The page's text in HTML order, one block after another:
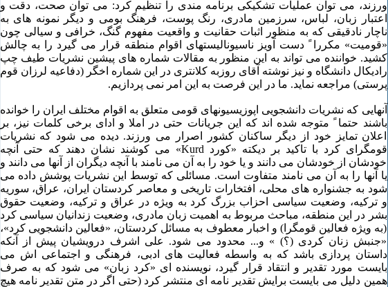
ورزند، می توان عملیات تشکیکی برنامه مندی را تنظیم کرد: می توان صحت، دقت و
اعتبار زبان، لباس، سرزمین مادری، رنگ پوست، فرهنگ بومی و دیگر نمونه های به
ناچار نادقیقی که به منظور اثبات حقانیت و واقعیت مفهوم گنگ، خرافی و سیالی چون
«قومیت» مکررا ً دست آویز ناسیونالیستهای اقوام منطقه قرار می گیرد را به چالش
کشید. خواننده می تواند به این منظور به مقالات شماره های پیشین نشریات طیف چپ
رادیکال دانشگاه و نیز نوشته آقای روزبه کلانتری در این شماره اخگر (دفاعیه لرزان قوم
پرستی) مراجعه نماید. ما در این فرصت به این امر نمی پردازیم.
آنهایی که نشریات دانشجویی اپوزیسیونهای قومی متعلق به اقوام مختلف ایران را خوانده
باشند حتما ً متوجه شده اند که این جریانات حتی در املا و ادای برخی کلمات نیز، بر
اعلان تمایز خود از دیگر ساکنان کشور اصرار می ورزند. دیده می شود که نشریات
قومگرای کرد با تاکید بر دیکته «کورد Kurd» می کوشند نشان دهند که حتی آنچه
خودشان از خودشان می دانند و یا خود را به آن می نامند با آنچه دیگران از آنها می دانند و
یا آنها را به آن می نامند متفاوت است. مسائلی که توسط این نشریات پوشش داده می
شود به جشنواره های محلی، افتخارات تاریخی و معاصر کردستان ایران، عراق، سوریه
و ترکیه، وضعیت سیاسی احزاب بزرگ کرد به ویژه در عراق و ترکیه، وضعیت حقوق
بشر در این منطقه، مباحث مربوط به اهمیت زبان مادری، وضعیت زندانیان سیاسی کرد
(به ویژه فعالین قومگرا) و اخبار معطوف به مسائل کردستان، «فعالین دانشجویی کرد»،
«جنبش زنان کردی (؟) » و... محدود می شود. علی اشرف درویشیان پیش از آنکه
داستان پردازی باشد که به واسطه فعالیت های ادبی، فرهنگی و اجتماعی اش می
بایست مورد تقدیر و انتقاد قرار گیرد، نویسنده ای «کرد زبان» می شود که به صرف
همین دلیل می بایست برایش تقدیر نامه ای منتشر کرد (حتی اگر در متن تقدیر نامه هیچ